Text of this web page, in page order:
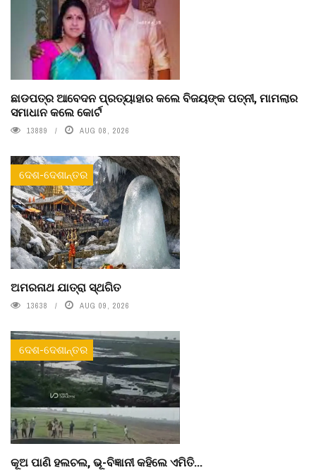
ଛାଡପତ୍ର ଆବେଦନ ପ୍ରତ୍ୟାହାର କଲେ ବିଜୟଙ୍କ ପତ୍ନୀ, ମାମଲାର
ସମାଧାନ କଲେ କୋର୍ଟ
13889 AUG 08, 2026
ଦେଶ-ଦେଶାନ୍ତର
ଅମରନାଥ ଯାତ୍ରା ସ୍ଥଗିତ
13638 AUG 09, 2026
ଦେଶ-ଦେଶାନ୍ତର
କୂଅ ପାଣି ହଲଚଲ, ଭୂ-ବିଜ୍ଞାନୀ କହିଲେ ଏମିତି...